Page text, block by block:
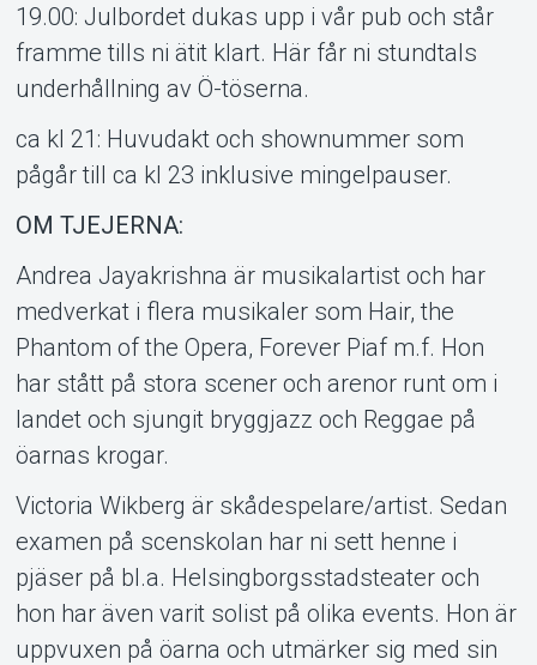
19.00: Julbordet dukas upp i vår pub och står
framme tills ni ätit klart. Här får ni stundtals
underhållning av Ö-töserna.
ca kl 21: Huvudakt och shownummer som
pågår till ca kl 23 inklusive mingelpauser.
OM TJEJERNA:
Andrea Jayakrishna är musikalartist och har
medverkat i flera musikaler som Hair, the
Phantom of the Opera, Forever Piaf m.f. Hon
har stått på stora scener och arenor runt om i
landet och sjungit bryggjazz och Reggae på
öarnas krogar.
Victoria Wikberg är skådespelare/artist. Sedan
examen på scenskolan har ni sett henne i
pjäser på bl.a. Helsingborgsstadsteater och
hon har även varit solist på olika events. Hon är
uppvuxen på öarna och utmärker sig med sin